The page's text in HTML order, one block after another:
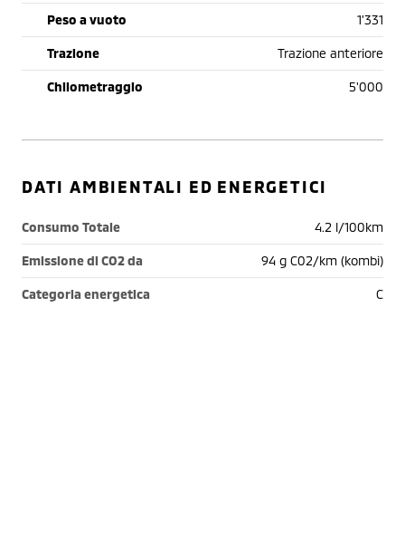
Peso a vuoto 1'331
Trazione Trazione anteriore
Chilometraggio 5'000
DATI AMBIENTALI ED ENERGETICI
Consumo Totale 4.2 l/100km
Emissione di CO2 da 94 g C02/km (kombi)
Categoria energetica C